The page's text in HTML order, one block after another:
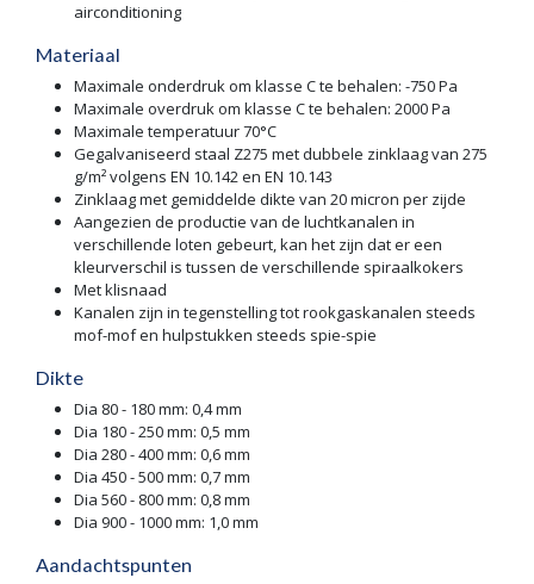
airconditioning
Materiaal
Maximale onderdruk om klasse C te behalen: -750 Pa
Maximale overdruk om klasse C te behalen: 2000 Pa
Maximale temperatuur 70°C
Gegalvaniseerd staal Z275 met dubbele zinklaag van 275
g/m² volgens EN 10.142 en EN 10.143
Zinklaag met gemiddelde dikte van 20 micron per zijde
Aangezien de productie van de luchtkanalen in
verschillende loten gebeurt, kan het zijn dat er een
kleurverschil is tussen de verschillende spiraalkokers
Met klisnaad
Kanalen zijn in tegenstelling tot rookgaskanalen steeds
mof-mof en hulpstukken steeds spie-spie
Dikte
Dia 80 - 180 mm: 0,4 mm
Dia 180 - 250 mm: 0,5 mm
Dia 280 - 400 mm: 0,6 mm
Dia 450 - 500 mm: 0,7 mm
Dia 560 - 800 mm: 0,8 mm
Dia 900 - 1000 mm: 1,0 mm
Aandachtspunten